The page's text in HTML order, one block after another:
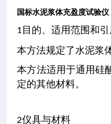
国标水泥浆体充盈度试验仪
1 目的、适用范围和
本方法规定了水泥浆
本方法适用于通用硅
定的其他材料。
2仪具与材料